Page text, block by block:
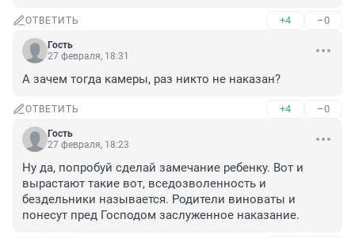
ОТВЕТИТЬ +4 –0
Гость
27 февраля, 18:31
А зачем тогда камеры, раз никто не наказан?
ОТВЕТИТЬ +4 –0
Гость
27 февраля, 18:23
Ну да, попробуй сделай замечание ребенку. Вот и
вырастают такие вот, вседозволенность и
бездельники называется. Родители виноваты и
понесут пред Господом заслуженное наказание.